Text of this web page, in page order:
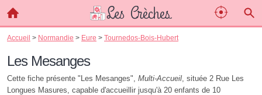
Accueil > Normandie > Eure > Tournedos-Bois-Hubert
Les Mesanges
Cette fiche présente "Les Mesanges", Multi-Accueil, située 2 Rue Les
Longues Masures, capable d'accueillir jusqu'à 20 enfants de 10